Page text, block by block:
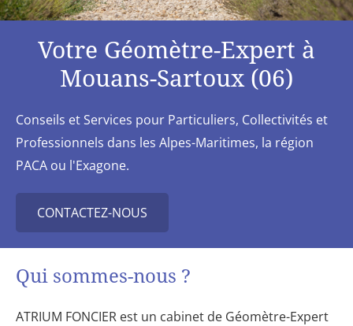
Votre Géomètre-Expert à
Mouans-Sartoux (06)
Conseils et Services pour Particuliers, Collectivités et
Professionnels dans les Alpes-Maritimes, la région
PACA ou l'Exagone.
CONTACTEZ-NOUS
Qui sommes-nous ?
ATRIUM FONCIER est un cabinet de Géomètre-Expert